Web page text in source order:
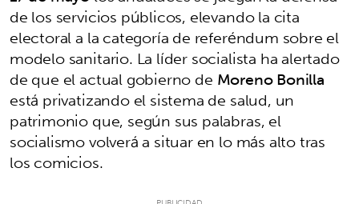
de los servicios públicos, elevando la cita
electoral a la categoría de referéndum sobre el
modelo sanitario. La líder socialista ha alertado
de que el actual gobierno de Moreno Bonilla
está privatizando el sistema de salud, un
patrimonio que, según sus palabras, el
socialismo volverá a situar en lo más alto tras
los comicios.